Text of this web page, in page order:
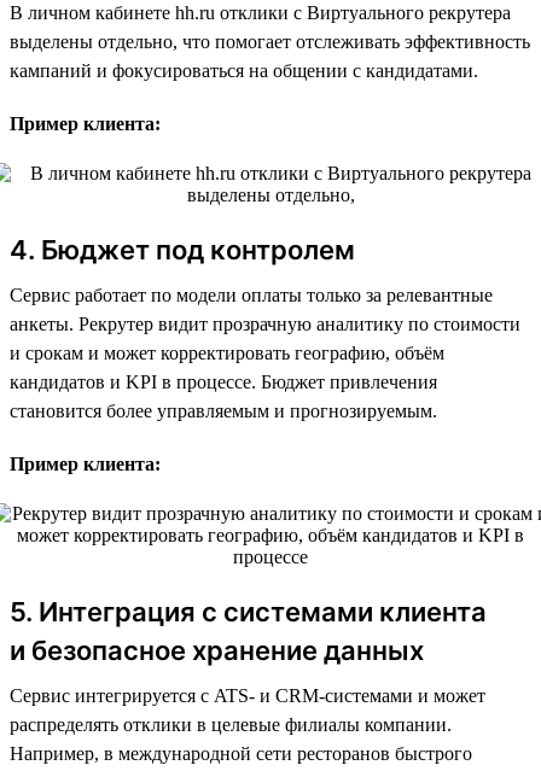
В личном кабинете hh.ru отклики с Виртуального рекрутера
выделены отдельно, что помогает отслеживать эффективность
кампаний и фокусироваться на общении с кандидатами.
Пример клиента:
4. Бюджет под контролем
Сервис работает по модели оплаты только за релевантные
анкеты. Рекрутер видит прозрачную аналитику по стоимости
и срокам и может корректировать географию, объём
кандидатов и KPI в процессе. Бюджет привлечения
становится более управляемым и прогнозируемым.
Пример клиента:
5. Интеграция с системами клиента
и безопасное хранение данных
Сервис интегрируется с ATS- и CRM-системами и может
распределять отклики в целевые филиалы компании.
Например, в международной сети ресторанов быстрого